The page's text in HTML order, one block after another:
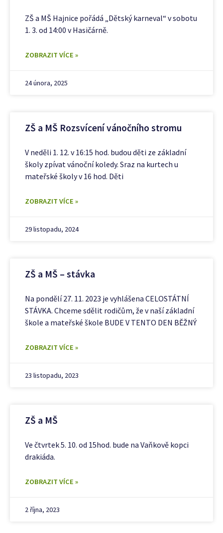
ZŠ a MŠ Hajnice pořádá „Dětský karneval“ v sobotu
1. 3. od 14:00 v Hasičárně.
ZOBRAZIT VÍCE »
24 února, 2025
ZŠ a MŠ Rozsvícení vánočního stromu
V neděli 1. 12. v 16:15 hod. budou děti ze základní
školy zpívat vánoční koledy. Sraz na kurtech u
mateřské školy v 16 hod. Děti
ZOBRAZIT VÍCE »
29 listopadu, 2024
ZŠ a MŠ – stávka
Na pondělí 27. 11. 2023 je vyhlášena CELOSTÁTNÍ
STÁVKA. Chceme sdělit rodičům, že v naší základní
škole a mateřské škole BUDE V TENTO DEN BĚŽNÝ
ZOBRAZIT VÍCE »
23 listopadu, 2023
ZŠ a MŠ
Ve čtvrtek 5. 10. od 15hod. bude na Vaňkově kopci
drakiáda.
ZOBRAZIT VÍCE »
2 října, 2023